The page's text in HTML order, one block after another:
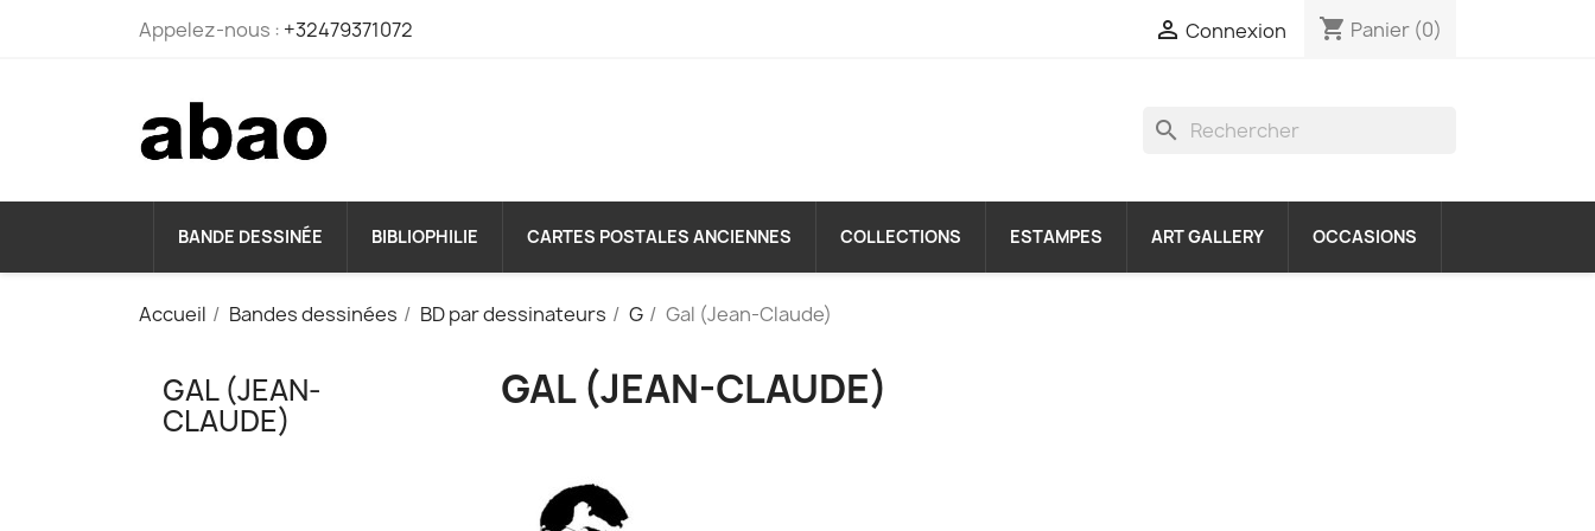
Appelez-nous : +32479371072  Connexion shopping_cart Panier (0)
search
BANDE DESSINÉE BIBLIOPHILIE CARTES POSTALES ANCIENNES COLLECTIONS ESTAMPES ART GALLERY OCCASIONS
Accueil Bandes dessinées BD par dessinateurs G Gal (Jean-Claude)
GAL (JEAN-
CLAUDE)
GAL (JEAN-CLAUDE)